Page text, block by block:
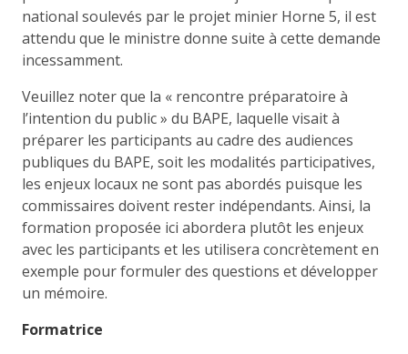
national soulevés par le projet minier Horne 5, il est
attendu que le ministre donne suite à cette demande
incessamment.
Veuillez noter que la « rencontre préparatoire à
l’intention du public » du BAPE, laquelle visait à
préparer les participants au cadre des audiences
publiques du BAPE, soit les modalités participatives,
les enjeux locaux ne sont pas abordés puisque les
commissaires doivent rester indépendants. Ainsi, la
formation proposée ici abordera plutôt les enjeux
avec les participants et les utilisera concrètement en
exemple pour formuler des questions et développer
un mémoire.
Formatrice